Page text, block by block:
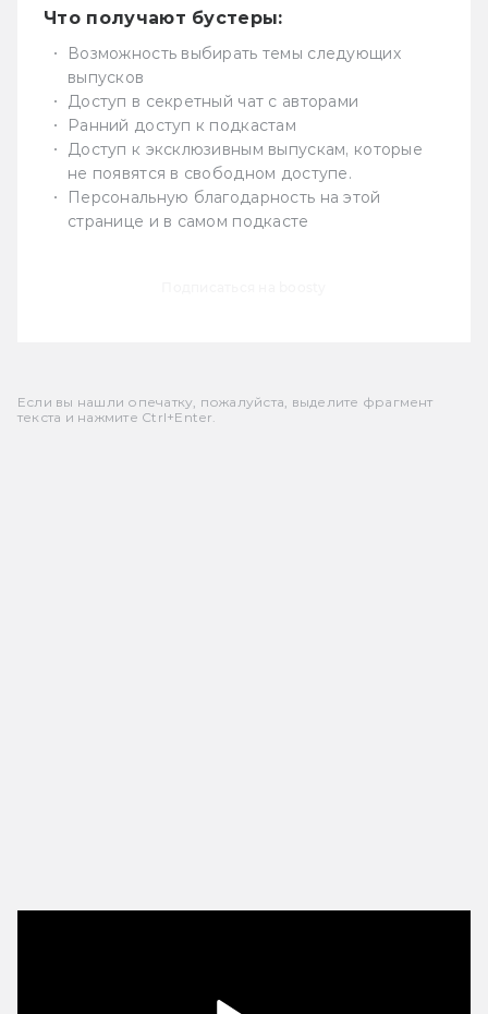
Что получают бустеры:
Возможность выбирать темы следующих
выпусков
Доступ в секретный чат с авторами
Ранний доступ к подкастам
Доступ к эксклюзивным выпускам, которые
не появятся в свободном доступе.
Персональную благодарность на этой
странице и в самом подкасте
Если вы нашли опечатку, пожалуйста, выделите фрагмент
текста и нажмите Ctrl+Enter.